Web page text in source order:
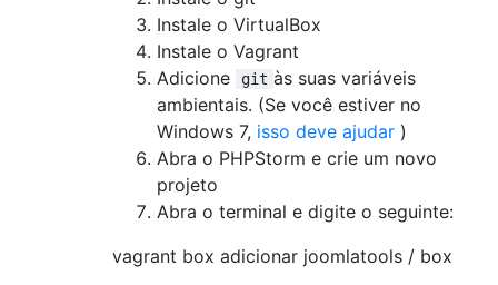
Instale o VirtualBox
Instale o Vagrant
Adicione
git às suas variáveis ​​
ambientais. (Se você estiver no
Windows 7, isso deve ajudar )
Abra o PHPStorm e crie um novo
projeto
Abra o terminal e digite o seguinte:
vagrant box adicionar joomlatools / box